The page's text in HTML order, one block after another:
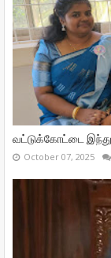
வட்டுக்கோட்டை இந்துக்
October 07, 2025